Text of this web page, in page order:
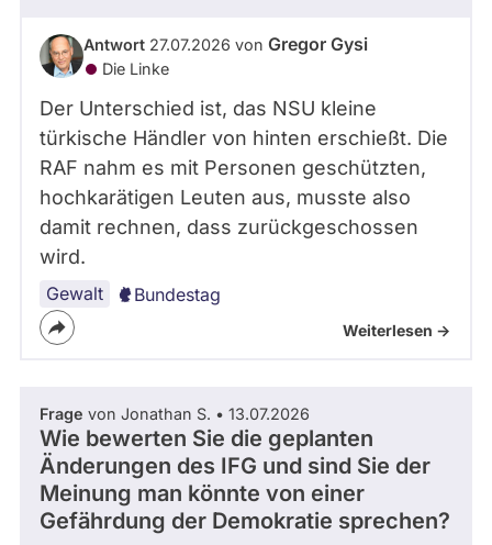
Antwort 27.07.2026 von Gregor Gysi
Die Linke
Der Unterschied ist, das NSU kleine
türkische Händler von hinten erschießt. Die
RAF nahm es mit Personen geschützten,
hochkarätigen Leuten aus, musste also
damit rechnen, dass zurückgeschossen
wird.
Gewalt Bundestag
Weiterlesen ->
Frage von Jonathan S. • 13.07.2026
Wie bewerten Sie die geplanten
Änderungen des IFG und sind Sie der
Meinung man könnte von einer
Gefährdung der Demokratie sprechen?